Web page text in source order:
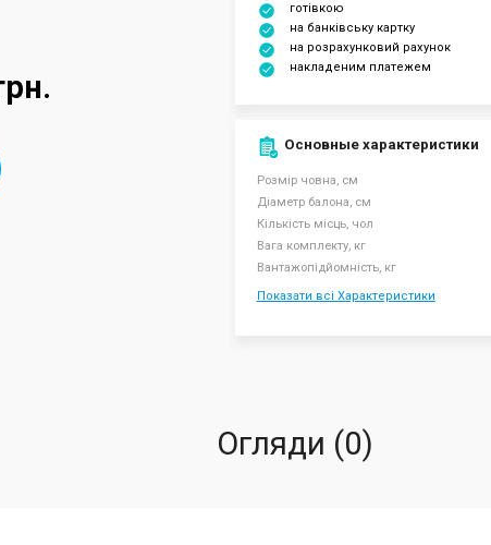
готівкою
на банківську картку
на розрахунковий рахунок
накладеним платежем
Основные характеристики
Розмір човна, см
Діаметр балона, см
Кількість місць, чол
Вага комплекту, кг
Вантажопідйомність, кг
Показати всі Характеристики
Огляди (0)